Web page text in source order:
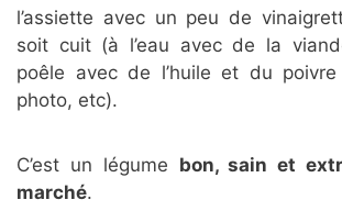
l’assiette avec un peu de
soit cuit (à l’eau avec de la
poêle avec de l’huile et du
photo, etc).
C’est un légume bon, sain et
marché.